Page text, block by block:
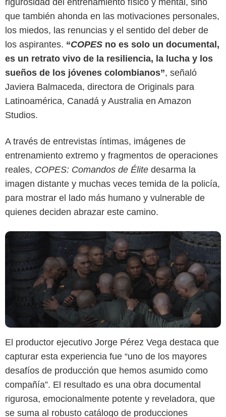
rigurosidad del entrenamiento físico y mental, sino
que también ahonda en las motivaciones personales,
los miedos, las renuncias y el sentido del deber de
los aspirantes. “COPES no es solo un documental,
es un retrato vivo de la resiliencia, la lucha y los
sueños de los jóvenes colombianos”, señaló
Javiera Balmaceda, directora de Originals para
Latinoamérica, Canadá y Australia en Amazon
Studios.
A través de entrevistas íntimas, imágenes de
entrenamiento extremo y fragmentos de operaciones
reales, COPES: Comandos de Élite desarma la
imagen distante y muchas veces temida de la policía,
para mostrar el lado más humano y vulnerable de
quienes deciden abrazar este camino.
Prime Video
El productor ejecutivo Jorge Pérez Vega destaca que
capturar esta experiencia fue “uno de los mayores
desafíos de producción que hemos asumido como
compañía”. El resultado es una obra documental
rigurosa, emocionalmente potente y reveladora, que
se suma al robusto catálogo de producciones